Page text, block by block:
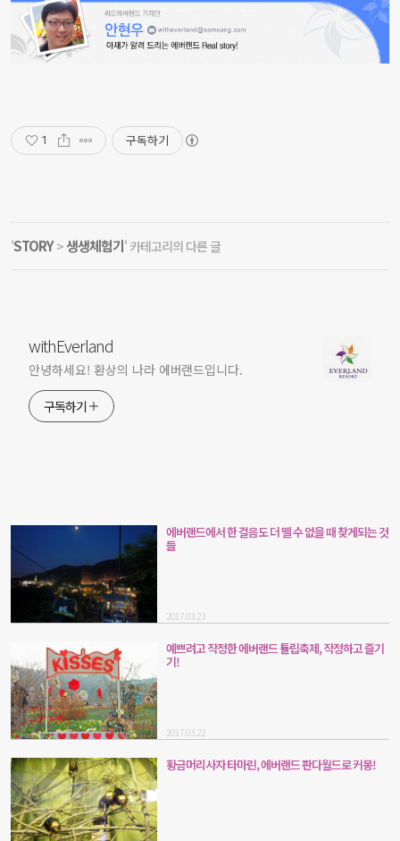
1 구독하기
'STORY>생생체험기' 카테고리의 다른 글
withEverland
안녕하세요! 환상의 나라 에버랜드입니다.
구독하기
에버랜드에서 한 걸음도 더 뗄 수 없을 때 찾게되는 것
들
2017.03.23
예쁘려고 작정한 에버랜드 튤립축제, 작정하고 즐기
기!
2017.03.22
황금머리사자 타마린, 에버랜드 판다월드로 커몽!